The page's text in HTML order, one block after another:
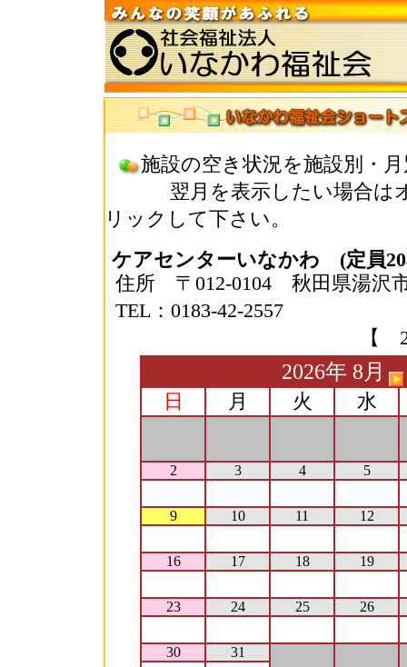
施設の空き状況を施設別・
翌月を表示したい場合はオ
リックして下さい。
ケアセンターいなかわ (定員
住所 〒012-0104 秋田県湯沢
TEL：0183-42-2557
【
2026年 8月
日 月 火 水
2 3 4 5
9 10 11 12
16 17 18 19
23 24 25 26
30 31